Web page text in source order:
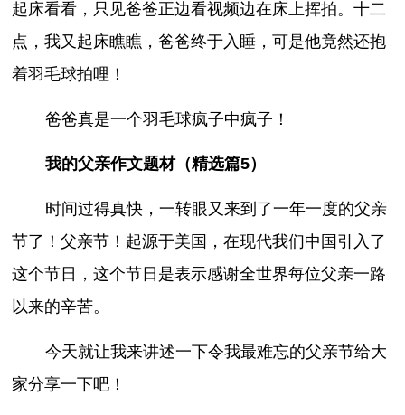
起床看看，只见爸爸正边看视频边在床上挥拍。十二
点，我又起床瞧瞧，爸爸终于入睡，可是他竟然还抱
着羽毛球拍哩！
爸爸真是一个羽毛球疯子中疯子！
我的父亲作文题材（精选篇5）
时间过得真快，一转眼又来到了一年一度的父亲
节了！父亲节！起源于美国，在现代我们中国引入了
这个节日，这个节日是表示感谢全世界每位父亲一路
以来的辛苦。
今天就让我来讲述一下令我最难忘的父亲节给大
家分享一下吧！